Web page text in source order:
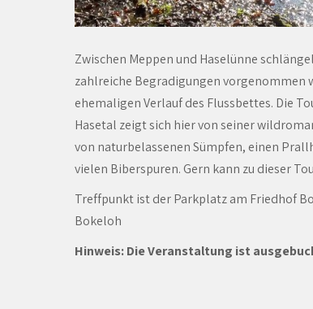
Zwischen Meppen und Haselünne
zahlreiche Begradigungen vorgenommen
ehemaligen Verlauf des Flussbettes. Die
Hasetal zeigt sich hier von seiner
von naturbelassenen Sümpfen, einen
vielen Biberspuren. Gern kann zu dieser
Treffpunkt ist der Parkplatz am Friedhof
Bokeloh
Hinweis: Die Veranstaltung ist